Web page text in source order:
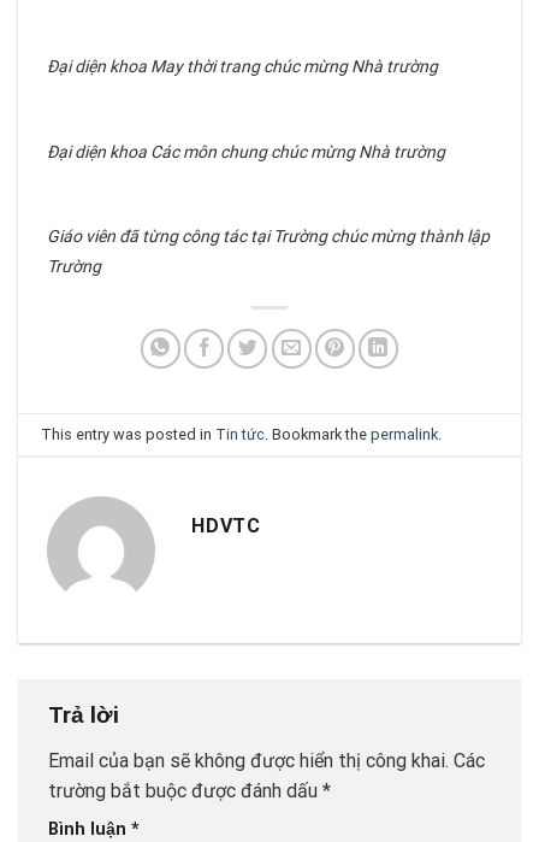
Đại diện khoa May thời trang chúc mừng Nhà trường
Đại diện khoa Các môn chung chúc mừng Nhà trường
Giáo viên đã từng công tác tại Trường chúc mừng thành lập
Trường
This entry was posted in Tin tức . Bookmark thepermalink
HDVTC
Trả lời
Email của bạn sẽ không được hiển thị công khai. Các
trường bắt buộc được đánh dấu *
Bình luận *